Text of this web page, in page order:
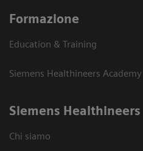
Formazione
Education & Training
Siemens Healthineers Academy
Siemens Healthineers
Chi siamo